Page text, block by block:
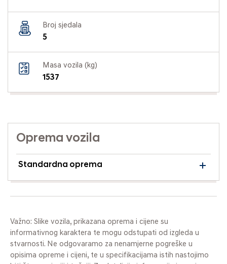
Broj sjedala
5
Masa vozila (kg)
1537
Oprema vozila
Standardna oprema
Važno: Slike vozila, prikazana oprema i cijene su
informativnog karaktera te mogu odstupati od izgleda u
stvarnosti. Ne odgovaramo za nenamjerne pogreške u
opisima opreme i cijeni, te u specifikacijama istih nastojimo